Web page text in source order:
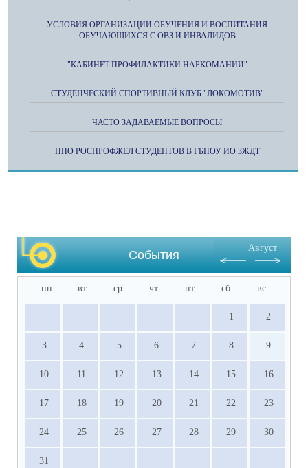
УСЛОВИЯ ОРГАНИЗАЦИИ ОБУЧЕНИЯ И ВОСПИТАНИЯ
ОБУЧАЮЩИХСЯ С ОВЗ И ИНВАЛИДОВ
"КАБИНЕТ ПРОФИЛАКТИКИ НАРКОМАНИИ"
СТУДЕНЧЕСКИЙ СПОРТИВНЫЙ КЛУБ "ЛОКОМОТИВ"
ЧАСТО ЗАДАВАЕМЫЕ ВОПРОСЫ
ППО РОСПРОФЖЕЛ СТУДЕНТОВ В ГБПОУ ИО ЗЖДТ
События
Август
пн вт ср чт пт сб вс
1 2
3 4 5 6 7 8 9
10 11 12 13 14 15 16
17 18 19 20 21 22 23
24 25 26 27 28 29 30
31